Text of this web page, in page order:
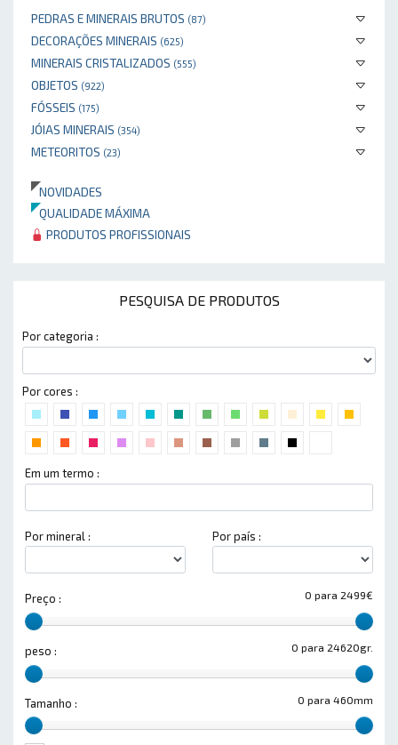
PEDRAS E MINERAIS BRUTOS (87)
DECORAÇÕES MINERAIS (625)
MINERAIS CRISTALIZADOS (555)
OBJETOS (922)
FÓSSEIS (175)
JÓIAS MINERAIS (354)
METEORITOS (23)
NOVIDADES
QUALIDADE MÁXIMA
PRODUTOS PROFISSIONAIS
PESQUISA DE PRODUTOS
Por categoria :
Por cores :
Em um termo :
Por mineral : Por país :
0 para 2499€
Preço :
0 para 24620gr.
peso :
0 para 460mm
Tamanho :